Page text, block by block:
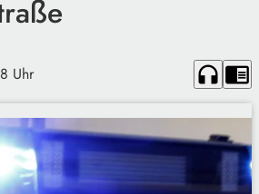
Uhr headphones chrome_reader_mode